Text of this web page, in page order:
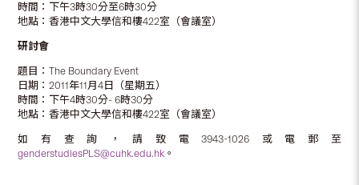
時間：下午3時30分至6時30分
地點：香港中文大學信和樓422室（會議室）
研討會
題目：The Boundary Event
日期：2011年11月4日（星期五）
時間：下午4時30分- 6時30分
地點：香港中文大學信和樓422室（會議室）
如有查詢，請致電3943-1026或電郵至
genderstudiesPLS@cuhk.edu.hk 。